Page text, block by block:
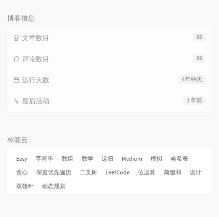
博客信息
86
文章数目
86
评论数目
4年99天
运行天数
1 年前
最后活动
标签云
Easy 字符串 数组 数学 递归 Medium 模拟
哈希表
贪心
深度优先遍历 二叉树 LeetCode 位运算 前缀和
设计
双指针
动态规划